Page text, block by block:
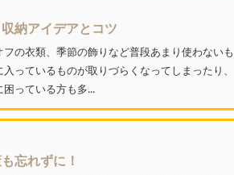
納アイデアとコツ
の衣類、季節の飾りなど普段あまり使わないも
っているものが取りづらくなってしまったり、
っている方も多...
忘れずに！